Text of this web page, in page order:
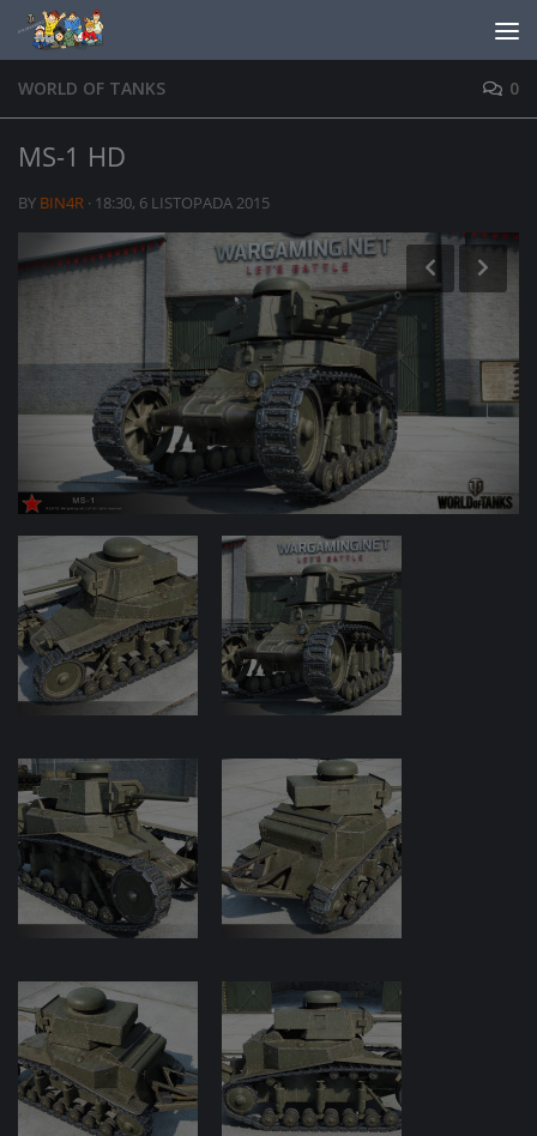
Skip to content
WORLD OF TANKS 0
MS-1 HD
BY BIN4R · 18:30, 6 LISTOPADA 2015